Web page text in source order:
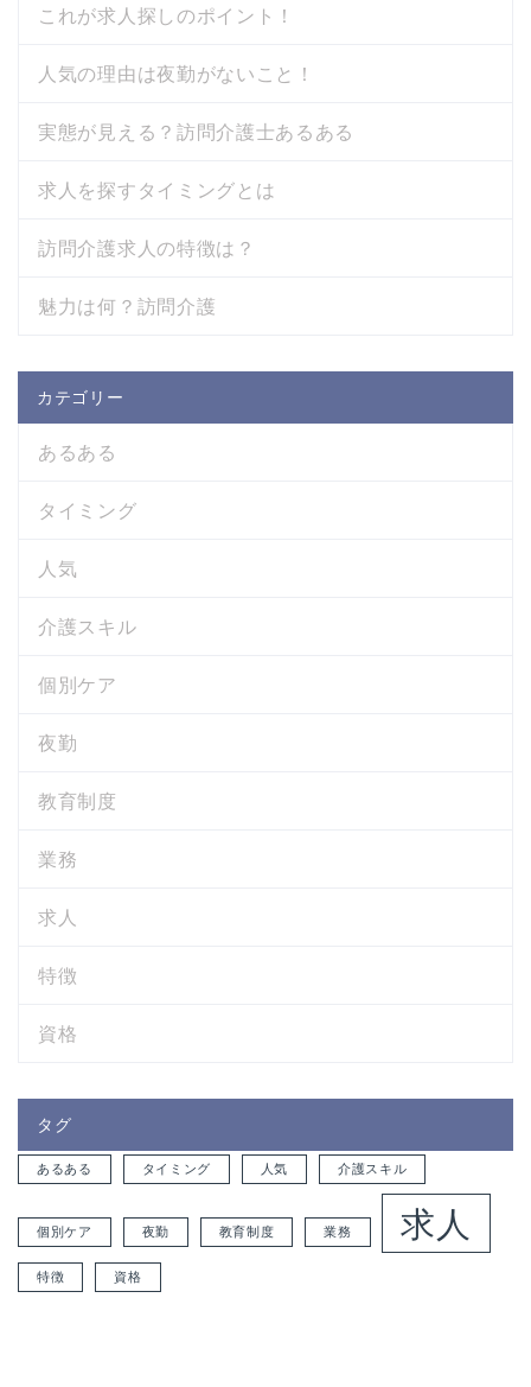
これが求人探しのポイント！
人気の理由は夜勤がないこと！
実態が見える？訪問介護士あるある
求人を探すタイミングとは
訪問介護求人の特徴は？
魅力は何？訪問介護
カテゴリー
あるある
タイミング
人気
介護スキル
個別ケア
夜勤
教育制度
業務
求人
特徴
資格
タグ
あるある タイミング 人気 介護スキル
個別ケア 夜勤 教育制度 業務 求人
特徴 資格